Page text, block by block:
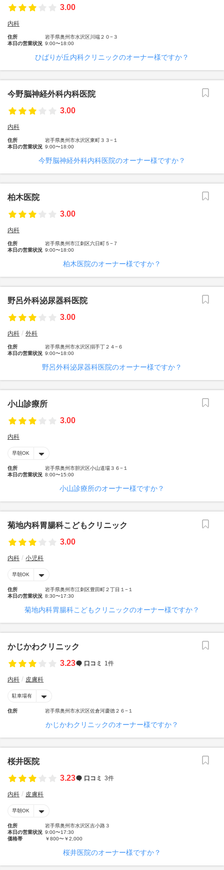
3.00
内科
住所
岩手県奥州市水沢区川端２０−３
本日の営業状況 9:00〜18:00
ひばりが丘内科クリニックのオーナー様ですか？
今野脳神経外科内科医院
3.00
内科
住所
岩手県奥州市水沢区東町３３−１
本日の営業状況 9:00〜18:00
今野脳神経外科内科医院のオーナー様ですか？
柏木医院
3.00
内科
住所
岩手県奥州市江刺区六日町５−７
本日の営業状況 9:00〜18:00
柏木医院のオーナー様ですか？
野呂外科泌尿器科医院
3.00
内科 外科
住所
岩手県奥州市水沢区搦手丁２４−６
本日の営業状況 9:00〜18:00
野呂外科泌尿器科医院のオーナー様ですか？
小山診療所
3.00
内科
早朝OK
住所
岩手県奥州市胆沢区小山道場３６−１
本日の営業状況 8:00〜15:00
小山診療所のオーナー様ですか？
菊地内科胃腸科こどもクリニック
3.00
内科 小児科
早朝OK
住所
岩手県奥州市江刺区豊田町２丁目１−１
本日の営業状況 8:30〜17:30
菊地内科胃腸科こどもクリニックのオーナー様ですか？
かじかわクリニック
3.23
口コミ 1件
内科 皮膚科
駐車場有
住所 岩手県奥州市水沢区佐倉河慶徳２６−１
かじかわクリニックのオーナー様ですか？
桜井医院
3.23
口コミ 3件
内科 皮膚科
早朝OK
住所
岩手県奥州市水沢区吉小路３
本日の営業状況 9:00〜17:30
価格帯
￥800〜￥2,000
桜井医院のオーナー様ですか？